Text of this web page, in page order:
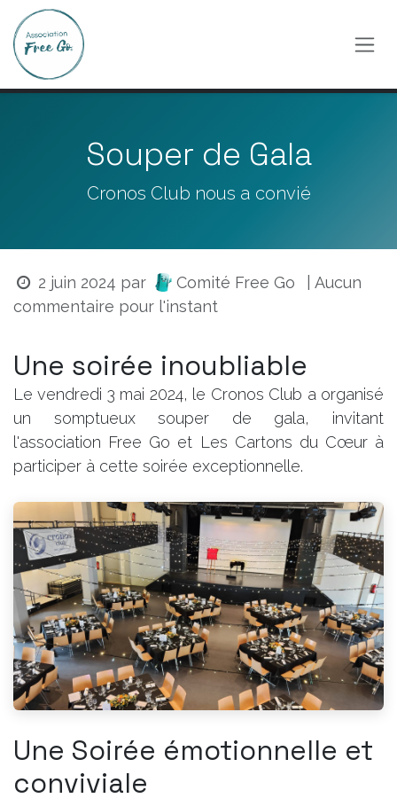
Se rendre au contenu
Souper de Gala
Cronos Club nous a convié
2 juin 2024 par Comité Free Go
| Aucun
commentaire pour l'instant
Une soirée inoubliable
Le vendredi 3 mai 2024, le Cronos Club a organisé
un somptueux souper de gala, invitant
l'association Free Go et Les Cartons du Cœur à
participer à cette soirée exceptionnelle.
Une Soirée émotionnelle et
conviviale